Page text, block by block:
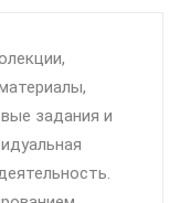
задания и